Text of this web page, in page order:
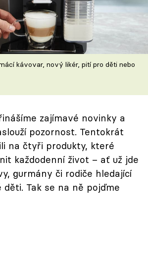
kávovar, nový likér, pití pro děti nebo
zajímavé novinky a
pozornost. Tentokrát
na čtyři produkty, které
každodenní život – ať už jde
gurmány či rodiče hledající
Tak se na ně pojďme